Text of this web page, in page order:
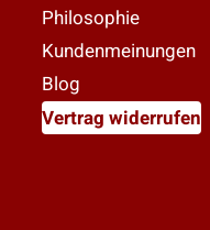
Philosophie
Kundenmeinungen
Blog
Vertrag widerrufen